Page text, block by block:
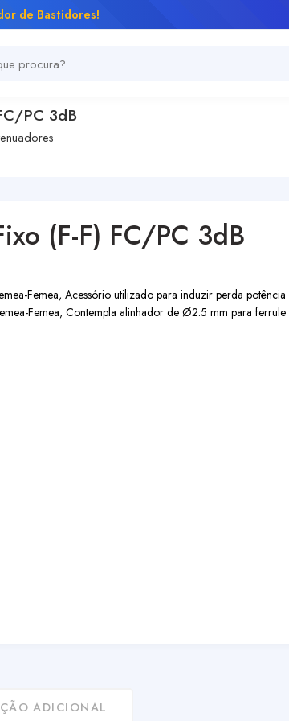
de Bastidores!
PC 3dB
(F-F) FC/PC 3dB
Femea, Acessório utilizado para induzir perda
Femea, Contempla alinhador de Ø2.5 mm para
ADICIONAL